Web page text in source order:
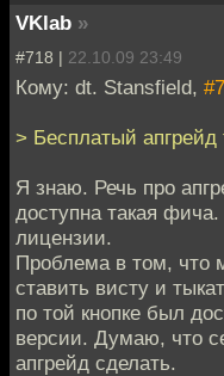
VKlab »
#718 | 22.10.09 23:49
Кому: dt. Stansfield,
> Бесплатый апгрейд
Я знаю. Речь про
доступна такая
лицензии.
Проблема в том, что
ставить висту и
по той кнопке был
версии. Думаю, что
апгрейд сделать.